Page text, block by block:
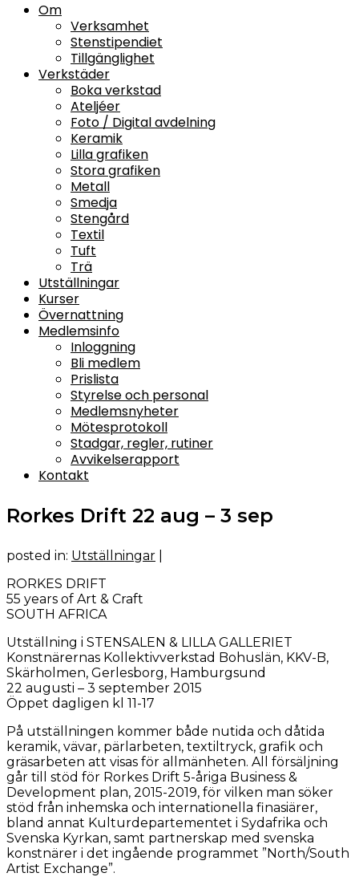
Om
Verksamhet
Stenstipendiet
Tillgänglighet
Verkstäder
Boka verkstad
Ateljéer
Foto / Digital avdelning
Keramik
Lilla grafiken
Stora grafiken
Metall
Smedja
Stengård
Textil
Tuft
Trä
Utställningar
Kurser
Övernattning
Medlemsinfo
Inloggning
Bli medlem
Prislista
Styrelse och personal
Medlemsnyheter
Mötesprotokoll
Stadgar, regler, rutiner
Avvikelserapport
Kontakt
Rorkes Drift 22 aug – 3 sep
posted in: Utställningar
RORKES DRIFT
55 years of Art & Craft
SOUTH AFRICA
Utställning i STENSALEN & LILLA GALLERIET
Konstnärernas Kollektivverkstad Bohuslän, KKV-B,
Skärholmen, Gerlesborg, Hamburgsund
22 augusti – 3 september 2015
Öppet dagligen kl 11-17
På utställningen kommer både nutida och dåtida
keramik, vävar, pärlarbeten, textiltryck, grafik och
gräsarbeten att visas för allmänheten. All försäljning
går till stöd för Rorkes Drift 5-åriga Business &
Development plan, 2015-2019, för vilken man söker
stöd från inhemska och internationella finasiärer,
bland annat Kulturdepartementet i Sydafrika och
Svenska Kyrkan, samt partnerskap med svenska
konstnärer i det ingående programmet ”North/South
Artist Exchange”.